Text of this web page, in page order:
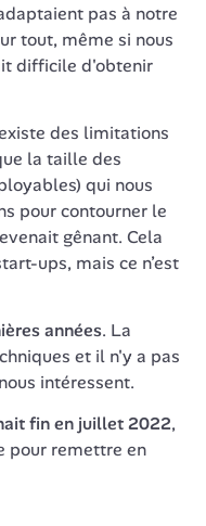
pas à notre
tout, même si nous
difficile d'obtenir
des limitations
la taille des
qui nous
pour contourner le
gênant. Cela
ups, mais ce n’est
années. La
et il n'y a pas
intéressent.
fin en juillet 2022,
pour remettre en